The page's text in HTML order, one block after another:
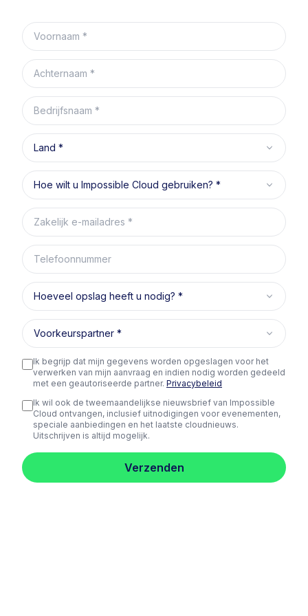
Voornaam
Achternaam
Bedrijfsnaam
Land
Hoe wilt u Impossible Cloud gebruiken?
Zakelijk e-mailadres
Telefoonnummer
Hoeveel opslag heeft u nodig?
Voorkeurspartner
Ik begrijp dat mijn gegevens worden opgeslagen voor het
verwerken van mijn aanvraag en indien nodig worden gedeeld
met een geautoriseerde partner. Privacybeleid
Ik wil ook de tweemaandelijkse nieuwsbrief van Impossible
Cloud ontvangen, inclusief uitnodigingen voor evenementen,
speciale aanbiedingen en het laatste cloudnieuws.
Uitschrijven is altijd mogelijk.
Verzenden